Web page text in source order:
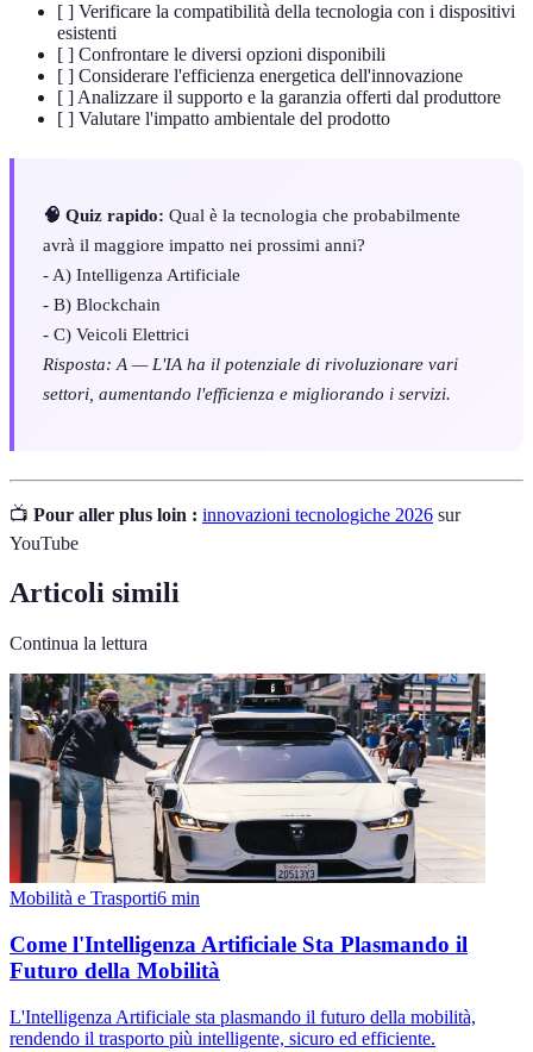
[ ] Verificare la compatibilità della tecnologia con i dispositivi
esistenti
[ ] Confrontare le diversi opzioni disponibili
[ ] Considerare l'efficienza energetica dell'innovazione
[ ] Analizzare il supporto e la garanzia offerti dal produttore
[ ] Valutare l'impatto ambientale del prodotto
🧠 Quiz rapido: Qual è la tecnologia che probabilmente
avrà il maggiore impatto nei prossimi anni?
- A) Intelligenza Artificiale
- B) Blockchain
- C) Veicoli Elettrici
Risposta: A — L'IA ha il potenziale di rivoluzionare vari
settori, aumentando l'efficienza e migliorando i servizi.
📺 Pour aller plus loin : innovazioni tecnologiche 2026 sur
YouTube
Articoli simili
Continua la lettura
Mobilità e Trasporti6 min
Come l'Intelligenza Artificiale Sta Plasmando il
Futuro della Mobilità
L'Intelligenza Artificiale sta plasmando il futuro della mobilità,
rendendo il trasporto più intelligente, sicuro ed efficiente.